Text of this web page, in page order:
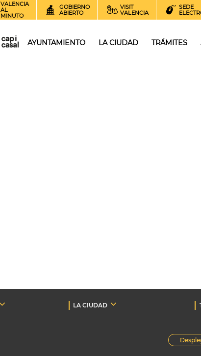
VALENCIA
AL
MINUTO
GOBIERNO
ABIERTO
VISIT
VALENCIA
SEDE
AYUNTAMIENTO LA CIUDAD TRÁMITES
LA CIUDAD